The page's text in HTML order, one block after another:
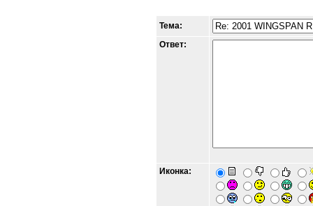
Тема:
Ответ:
Иконка: